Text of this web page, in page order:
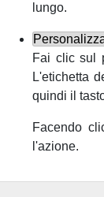
lungo.
Fai clic sul
L'etichetta
quindi il
Facendo
l'azione.